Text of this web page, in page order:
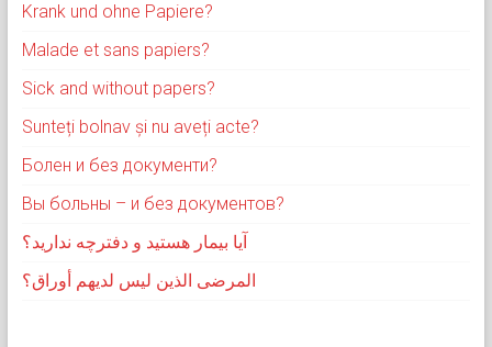
Krank und ohne Papiere?
Malade et sans papiers?
Sick and without papers?
Sunteți bolnav și nu aveți acte?
Болен и без документи?
Вы больны – и без документов?
آیا بیمار هستید و دفترچه ندارید؟
المرضى الذين ليس لديهم أوراق؟